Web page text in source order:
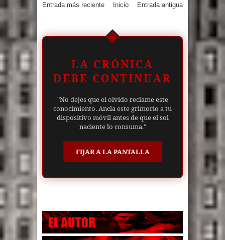
Entrada más reciente Entrada antigua
Inicio
LA CRÓNICA
DEBE CONTINUAR
"No dejes que el olvido reclame este
conocimiento. Ancla este grimorio a tu
dispositivo móvil antes de que el sol
naciente lo consuma."
FIJAR A LA PANTALLA